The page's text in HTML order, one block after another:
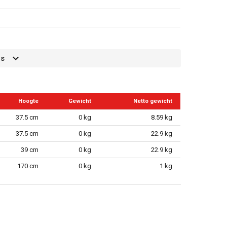
Hoogte Gewicht Netto gewicht
37.5 cm 0 kg 8.59 kg
37.5 cm 0 kg 22.9 kg
39 cm 0 kg 22.9 kg
170 cm 0 kg 1 kg